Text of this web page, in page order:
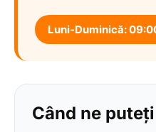
Luni-Duminică:
Când ne